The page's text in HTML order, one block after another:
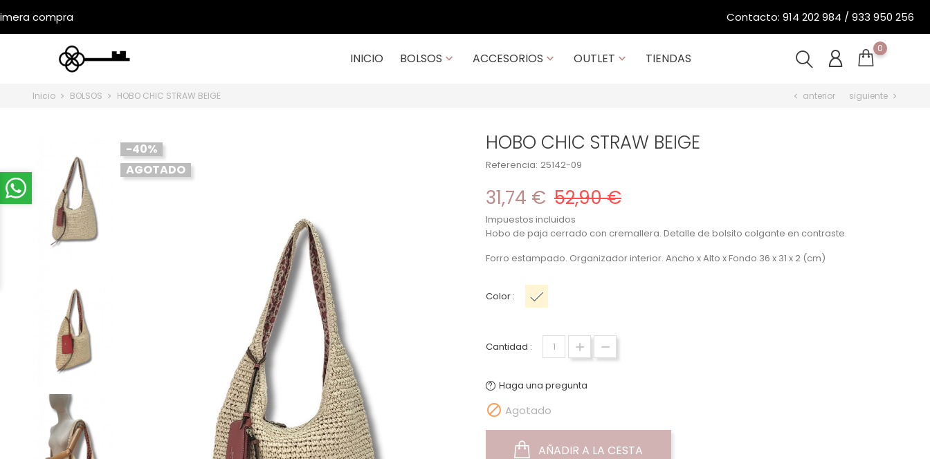
INICIO BOLSOS  ACCESORIOS  OUTLET  TIENDAS
0
Inicio BOLSOS HOBO CHIC STRAW BEIGE chevron_left anterior siguiente chevron_right
-40%
AGOTADO
HOBO CHIC STRAW BEIGE
Referencia: 25142-09
31,74 € 52,90 €
Impuestos incluidos
Hobo de paja cerrado con cremallera. Detalle de bolsito colgante en contraste.
Forro estampado. Organizador interior. Ancho x Alto x Fondo 36 x 31 x 2 (cm)
Color :
Cantidad :
Haga una pregunta
 Agotado
AÑADIR A LA CESTA